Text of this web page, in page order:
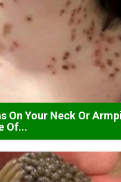
On Your Neck Or
Of...